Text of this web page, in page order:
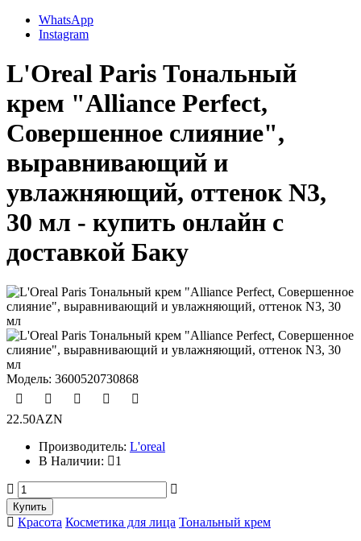
WhatsApp
Instagram
L'Oreal Paris Тональный
крем "Alliance Perfect,
Совершенное слияние",
выравнивающий и
увлажняющий, оттенок N3,
30 мл - купить онлайн с
доставкой Баку
Модель: 3600520730868
22.50AZN
Производитель: L'oreal
В Наличии:
1
Красота Косметика для лица Тональный крем